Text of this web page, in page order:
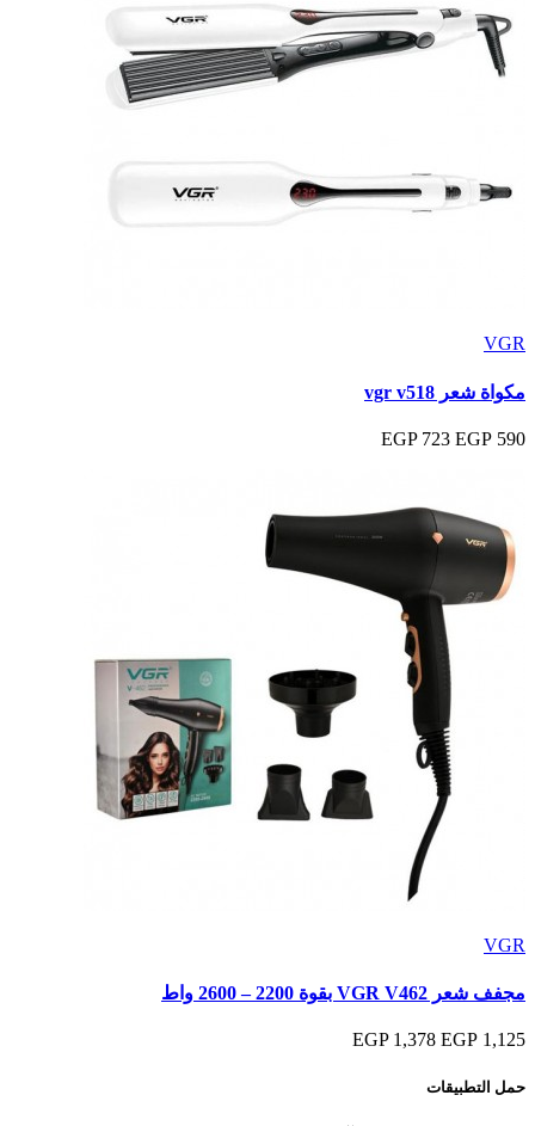
VGR
مكواة شعر vgr v518
590 EGP
723 EGP
VGR
مجفف شعر VGR V462 بقوة 2200 – 2600 واط
1,125 EGP
1,378 EGP
حمل التطبيقات